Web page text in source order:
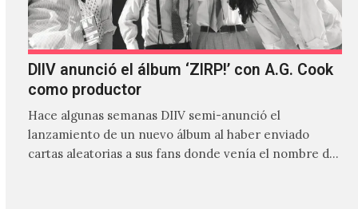
DIIV anunció el álbum ‘ZIRP!’ con A.G. Cook
como productor
Hace algunas semanas DIIV semi-anunció el
lanzamiento de un nuevo álbum al haber enviado
cartas aleatorias a sus fans donde venía el nombre de